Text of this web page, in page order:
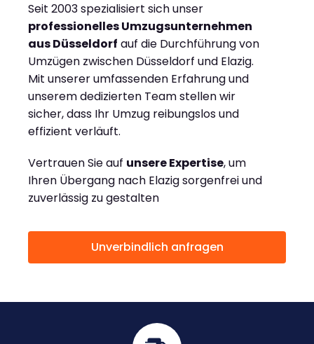
Seit 2003 spezialisiert sich unser
professionelles Umzugsunternehmen
aus Düsseldorf auf die Durchführung von
Umzügen zwischen Düsseldorf und Elazig.
Mit unserer umfassenden Erfahrung und
unserem dedizierten Team stellen wir
sicher, dass Ihr Umzug reibungslos und
effizient verläuft.
Vertrauen Sie auf unsere Expertise, um
Ihren Übergang nach Elazig sorgenfrei und
zuverlässig zu gestalten
Unverbindlich anfragen